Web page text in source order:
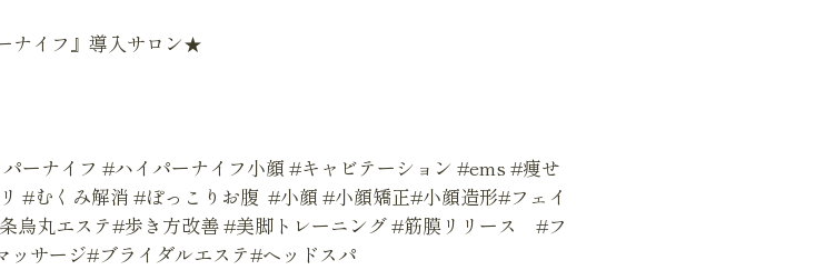
ナイフ』導入サロン★
ーナイフ #ハイパーナイフ小顔 #キャビテーション #ems #痩せ
#むくみ解消 #ぽっこりお腹 #小顔 #小顔矯正#小顔造形#フェイ
烏丸エステ#歩き方改善 #美脚トレーニング #筋膜リリース #フ
サージ#ブライダルエステ#ヘッドスパ